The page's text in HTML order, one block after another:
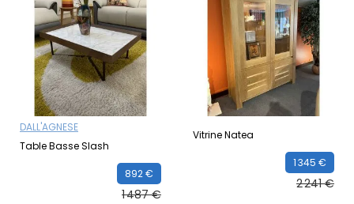
DALL'AGNESE
Table Basse Slash
892 €
1 487 €
Vitrine Natea
1 345 €
2 241 €